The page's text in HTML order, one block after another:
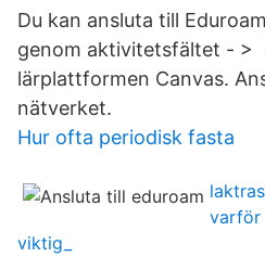
Du kan ansluta till
genom aktivitetsfältet - >
lärplattformen Canvas.
nätverket.
Hur ofta periodisk fasta
laktras
varför
viktig_